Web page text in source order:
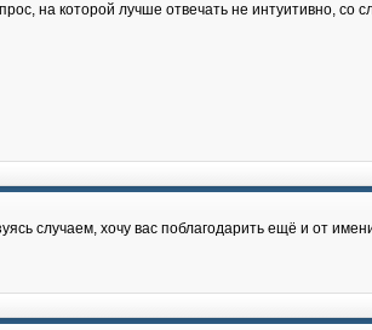
на которой лучше отвечать не интуитивно, со
случаем, хочу вас поблагодарить ещё и от